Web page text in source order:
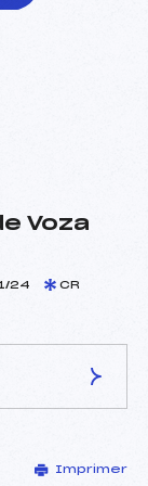
Voza
24 CR
(MB)
Imprimer